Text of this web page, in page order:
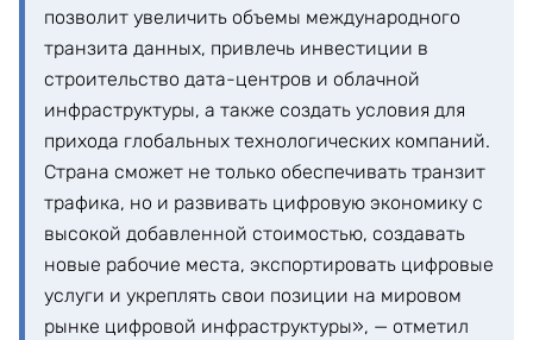
позволит увеличить объемы международного
транзита данных, привлечь инвестиции в
строительство дата-центров и облачной
инфраструктуры, а также создать условия для
прихода глобальных технологических компаний.
Страна сможет не только обеспечивать транзит
трафика, но и развивать цифровую экономику с
высокой добавленной стоимостью, создавать
новые рабочие места, экспортировать цифровые
услуги и укреплять свои позиции на мировом
рынке цифровой инфраструктуры», — отметил